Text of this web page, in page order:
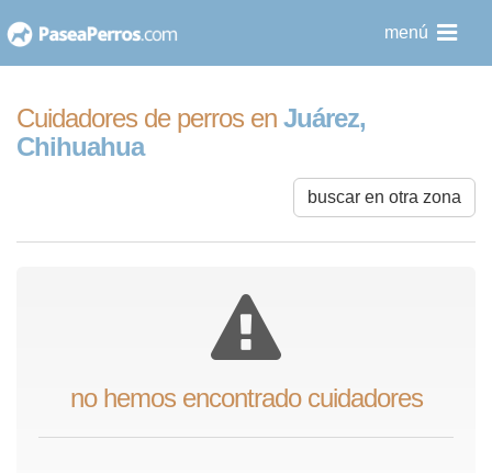
al
menú
Cuidadores de perros en Juárez,
Chihuahua
buscar en otra zona
no hemos encontrado cuidadores